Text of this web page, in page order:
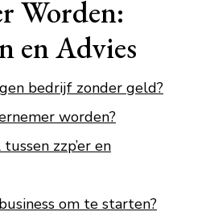
Worden:
en Advies
bedrijf zonder geld?
worden?
zzp’er en
om te starten?